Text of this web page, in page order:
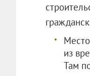
из
Там